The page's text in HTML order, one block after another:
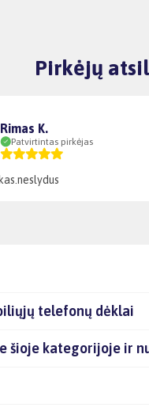
Pirkėjų
Rimas K.
Patvirtintas pirkėjas
telefonų dėklai
kategorijoje ir